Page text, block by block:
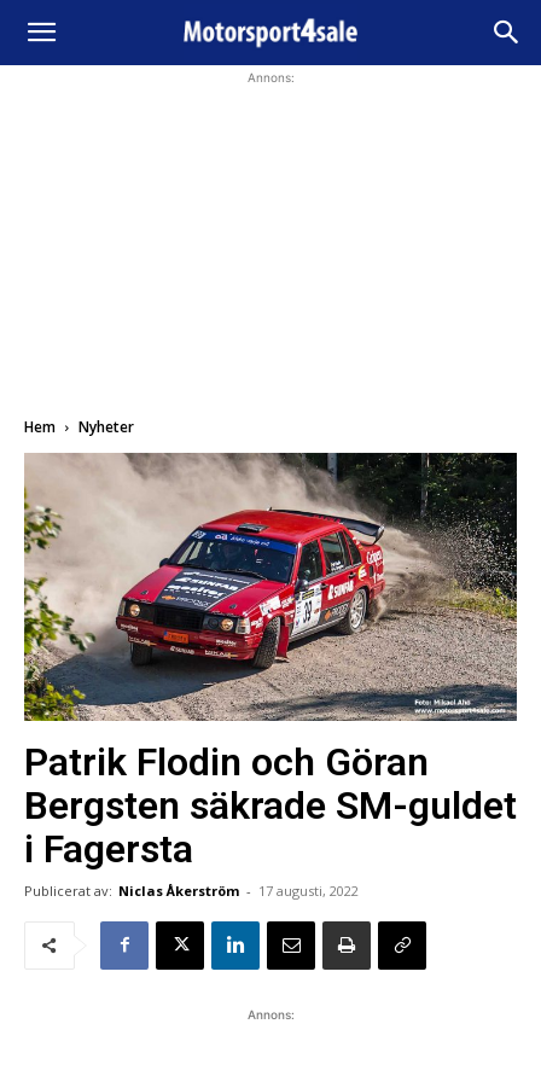
Annons:
Hem Nyheter
Patrik Flodin och Göran
Bergsten säkrade SM-guldet
i Fagersta
Publicerat av: Niclas Åkerström - 17 augusti, 2022
Annons: